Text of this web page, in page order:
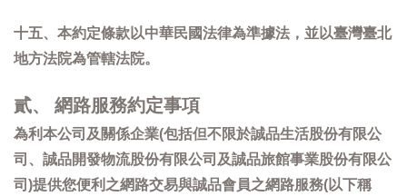
十五、本約定條款以中華民國法律為準據法，並以臺灣臺北
地方法院為管轄法院。
貳、 網路服務約定事項
為利本公司及關係企業(包括但不限於誠品生活股份有限公
司、誠品開發物流股份有限公司及誠品旅館事業股份有限公
司)提供您便利之網路交易與誠品會員之網路服務(以下稱